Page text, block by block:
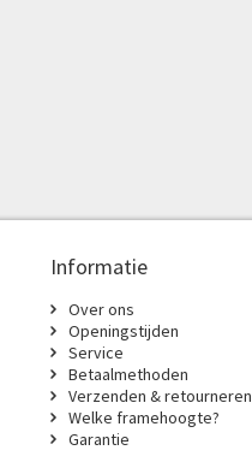
Informatie
Over ons
Openingstijden
Service
Betaalmethoden
Verzenden & retourneren
Welke framehoogte?
Garantie